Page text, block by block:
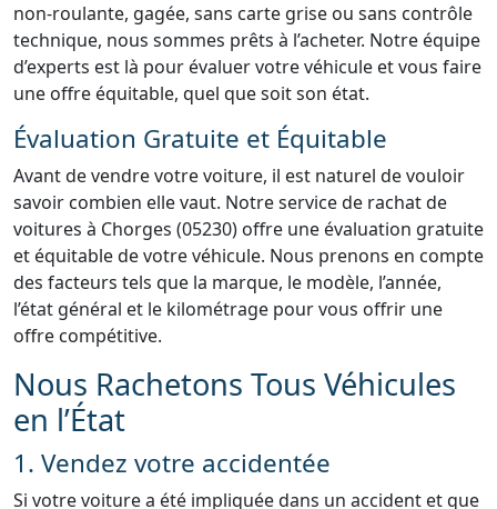
non-roulante, gagée, sans carte grise ou sans contrôle
technique, nous sommes prêts à l’acheter. Notre équipe
d’experts est là pour évaluer votre véhicule et vous faire
une offre équitable, quel que soit son état.
Évaluation Gratuite et Équitable
Avant de vendre votre voiture, il est naturel de vouloir
savoir combien elle vaut. Notre service de rachat de
voitures à Chorges (05230) offre une évaluation gratuite
et équitable de votre véhicule. Nous prenons en compte
des facteurs tels que la marque, le modèle, l’année,
l’état général et le kilométrage pour vous offrir une
offre compétitive.
Nous Rachetons Tous Véhicules
en l’État
1. Vendez votre accidentée
Si votre voiture a été impliquée dans un accident et que